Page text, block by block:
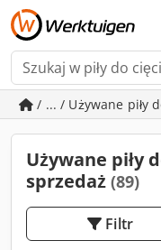
/ ... / Używane piły
Używane piły
sprzedaż (89)
Filtr